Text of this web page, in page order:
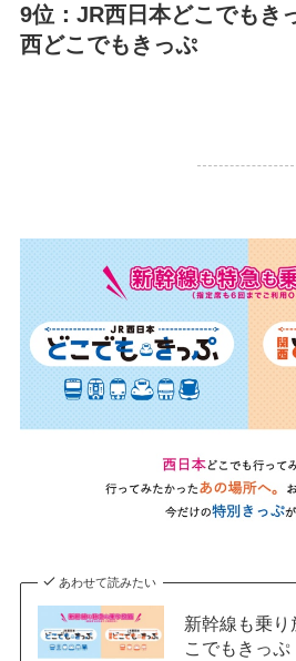
9位：JR西日本どこでもき
西どこでもきっぷ
あわせて読みたい
新幹線も乗
こでもきっぷ